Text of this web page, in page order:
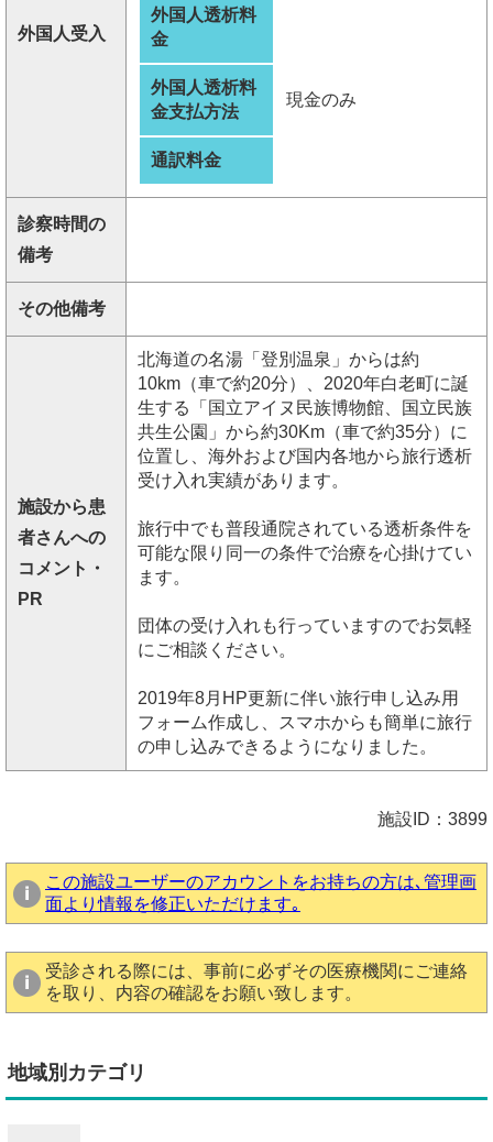
外国人受入
外国人透析料
金
外国人透析料
金支払方法
現金のみ
通訳料金
診察時間の
備考
その他備考
施設から患
者さんへの
コメント・
PR
北海道の名湯「登別温泉」からは約
10km（車で約20分）、2020年白老町に誕
生する「国立アイヌ民族博物館、国立民族
共生公園」から約30Km（車で約35分）に
位置し、海外および国内各地から旅行透析
受け入れ実績があります。
旅行中でも普段通院されている透析条件を
可能な限り同一の条件で治療を心掛けてい
ます。
団体の受け入れも行っていますのでお気軽
にご相談ください。
2019年8月HP更新に伴い旅行申し込み用
フォーム作成し、スマホからも簡単に旅行
の申し込みできるようになりました。
施設ID：3899
この施設ユーザーのアカウントをお持ちの方は､管理画
面より情報を修正いただけます｡
受診される際には、事前に必ずその医療機関にご連絡
を取り、内容の確認をお願い致します。
地域別カテゴリ